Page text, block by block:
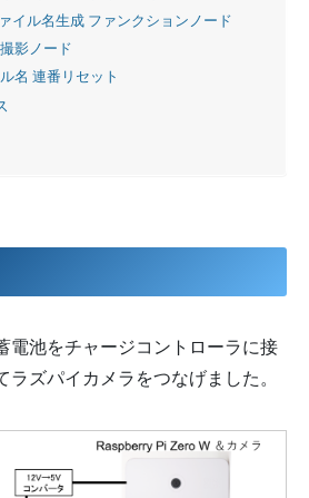
イル名生成 ファンクションノード
影ノード
名 連番リセット
電池をチャージコントローラに接
ラズパイカメラをつなげました。